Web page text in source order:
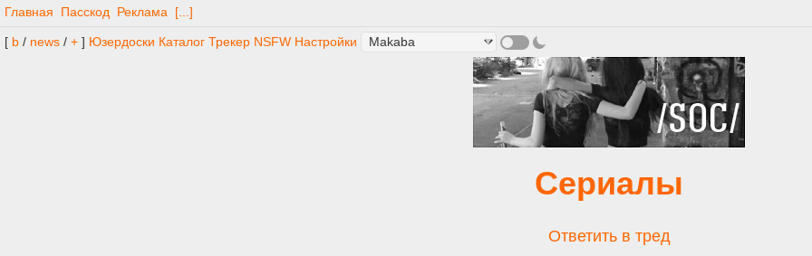
Главная Пасскод Реклама [...]
[ b / news / + ] Юзердоски Каталог Трекер NSFW Настройки
Сериалы
Ответить в тред